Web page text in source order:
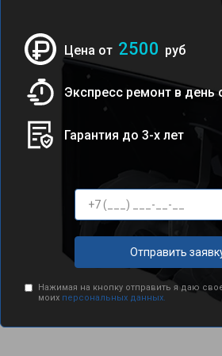
Цена от 2500 руб
Экспресс ремонт в день
Гарантия до 3-х лет
Отправить
Нажимая на кнопку отправить я даю
моих персональных данных.